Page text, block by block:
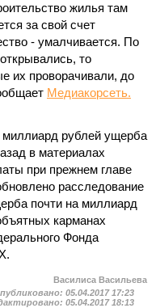
жилья там
за свой счет
- умалчивается. По
то
их проворачивали, до
Медиакорсеть.
рублей ущерба
в материалах
при прежнем главе
расследование
почти на миллиард
карманах
Фонда
Василиса Васильева
05.04.2017 17:23
05.04.2017 18:13